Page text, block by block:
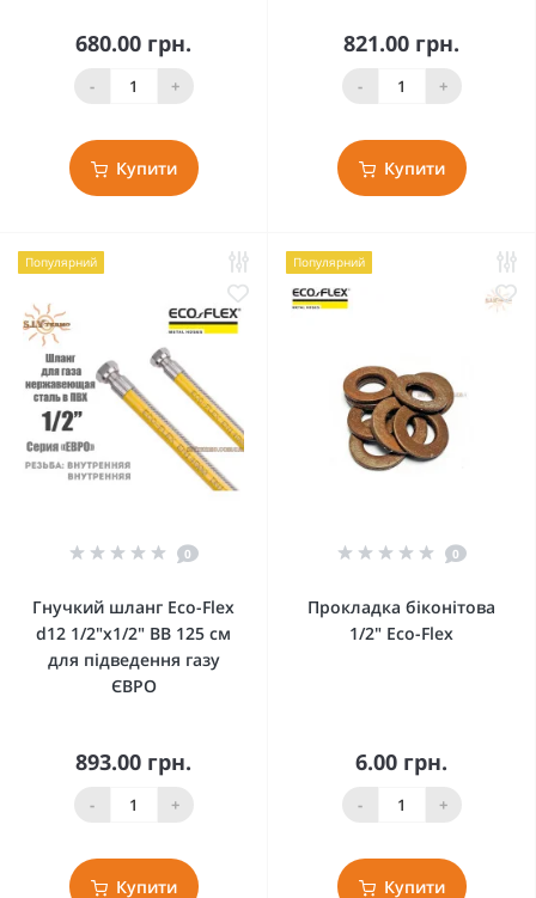
680.00 грн.
- +
Купити
821.00 грн.
- +
Купити
Популярний
0
Гнучкий шланг Eco-Flex
d12 1/2"х1/2" ВВ 125 см
для підведення газу
ЄВРО
893.00 грн.
- +
Купити
Популярний
0
Прокладка біконітова
1/2" Eco-Flex
6.00 грн.
- +
Купити